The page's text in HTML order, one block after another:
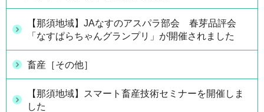
【那須地域】JAなすのアスパラ部会 春芽品評会
「なすぱらちゃんグランプリ」が開催されました
畜産［その他］
【那須地域】スマート畜産技術セミナーを開催しま
した